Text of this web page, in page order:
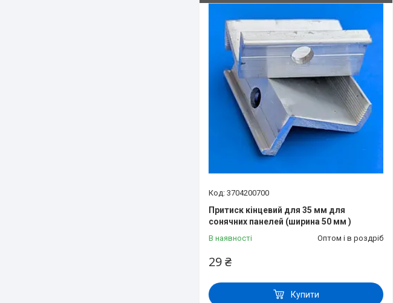
3704200700
Притиск кінцевий для 35 мм для
сонячних панелей (ширина 50 мм )
В наявності Оптом і в роздріб
29 ₴
Купити